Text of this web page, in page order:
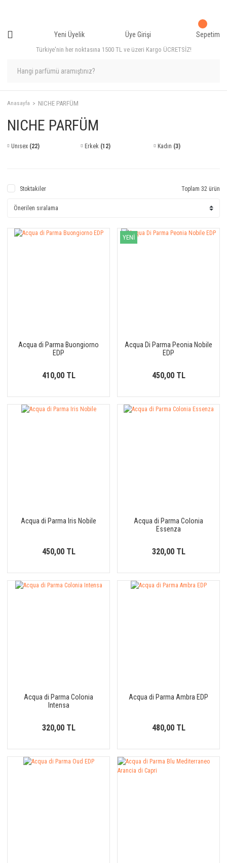
Türkiye'nin her noktasına 1500 TL ve üzeri Kargo ÜCRETSİZ!
Yeni Üyelik Üye Girişi Sepetim
Anasayfa NICHE PARFÜM
NICHE PARFÜM
Unısex (22) Erkek (12) Kadın (3)
Stoktakiler Toplam 32 ürün
Acqua di Parma Buongiorno
EDP
410,00 TL
YENİ
Acqua Di Parma Peonia Nobile
EDP
450,00 TL
Acqua di Parma Iris Nobile
450,00 TL
Acqua di Parma Colonia
Essenza
320,00 TL
Acqua di Parma Colonia
Intensa
320,00 TL
Acqua di Parma Ambra EDP
480,00 TL